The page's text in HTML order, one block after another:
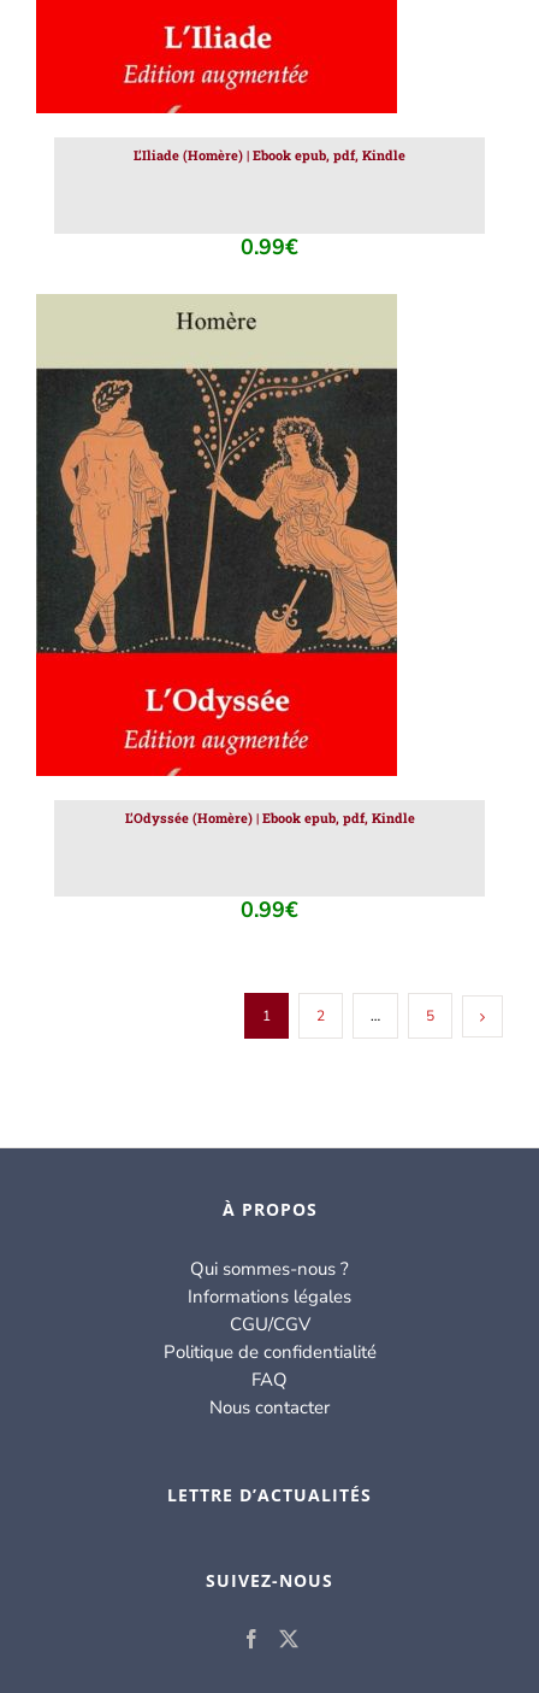
L’Iliade (Homère) | Ebook epub, pdf, Kindle
0.99€
AJOUTER AU PANIER DÉTAILS
L’Odyssée (Homère) | Ebook epub, pdf, Kindle
0.99€
1 2 … 5
À PROPOS
Qui sommes-nous ?
Informations légales
CGU/CGV
Politique de confidentialité
FAQ
Nous contacter
LETTRE D’ACTUALITÉS
SUIVEZ-NOUS